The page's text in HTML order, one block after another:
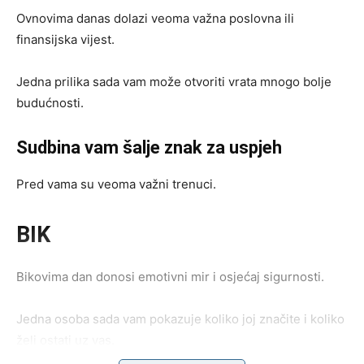
Ovnovima danas dolazi veoma važna poslovna ili
finansijska vijest.
Jedna prilika sada vam može otvoriti vrata mnogo bolje
budućnosti.
Sudbina vam šalje znak za uspjeh
Pred vama su veoma važni trenuci.
BIK
Bikovima dan donosi emotivni mir i osjećaj sigurnosti.
Jedna osoba sada vam pokazuje koliko joj značite i koliko